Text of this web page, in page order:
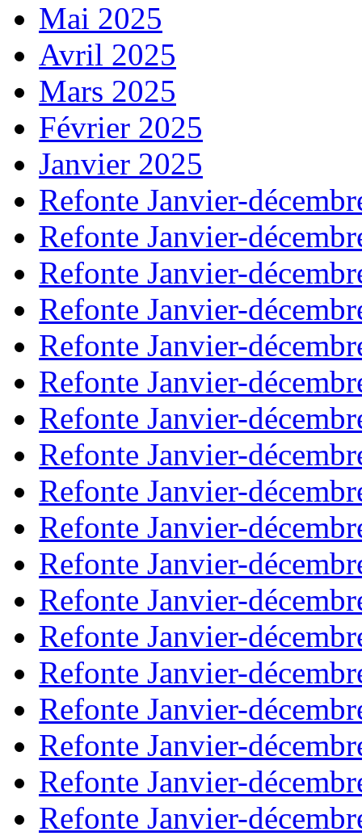
Mai 2025
Avril 2025
Mars 2025
Février 2025
Janvier 2025
Refonte Janvier-
Refonte Janvier-
Refonte Janvier-
Refonte Janvier-
Refonte Janvier-
Refonte Janvier-
Refonte Janvier-
Refonte Janvier-
Refonte Janvier-
Refonte Janvier-
Refonte Janvier-
Refonte Janvier-
Refonte Janvier-
Refonte Janvier-
Refonte Janvier-
Refonte Janvier-
Refonte Janvier-
Refonte Janvier-